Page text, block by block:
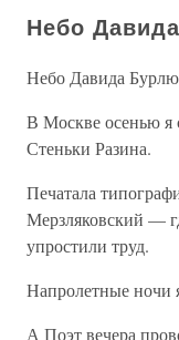
Небо
Небо Давида
В Москве осенью я
Стеньки Разина.
Печатала
Мерзляковский —
упростили труд.
Напролетные ночи
А Поэт вечера